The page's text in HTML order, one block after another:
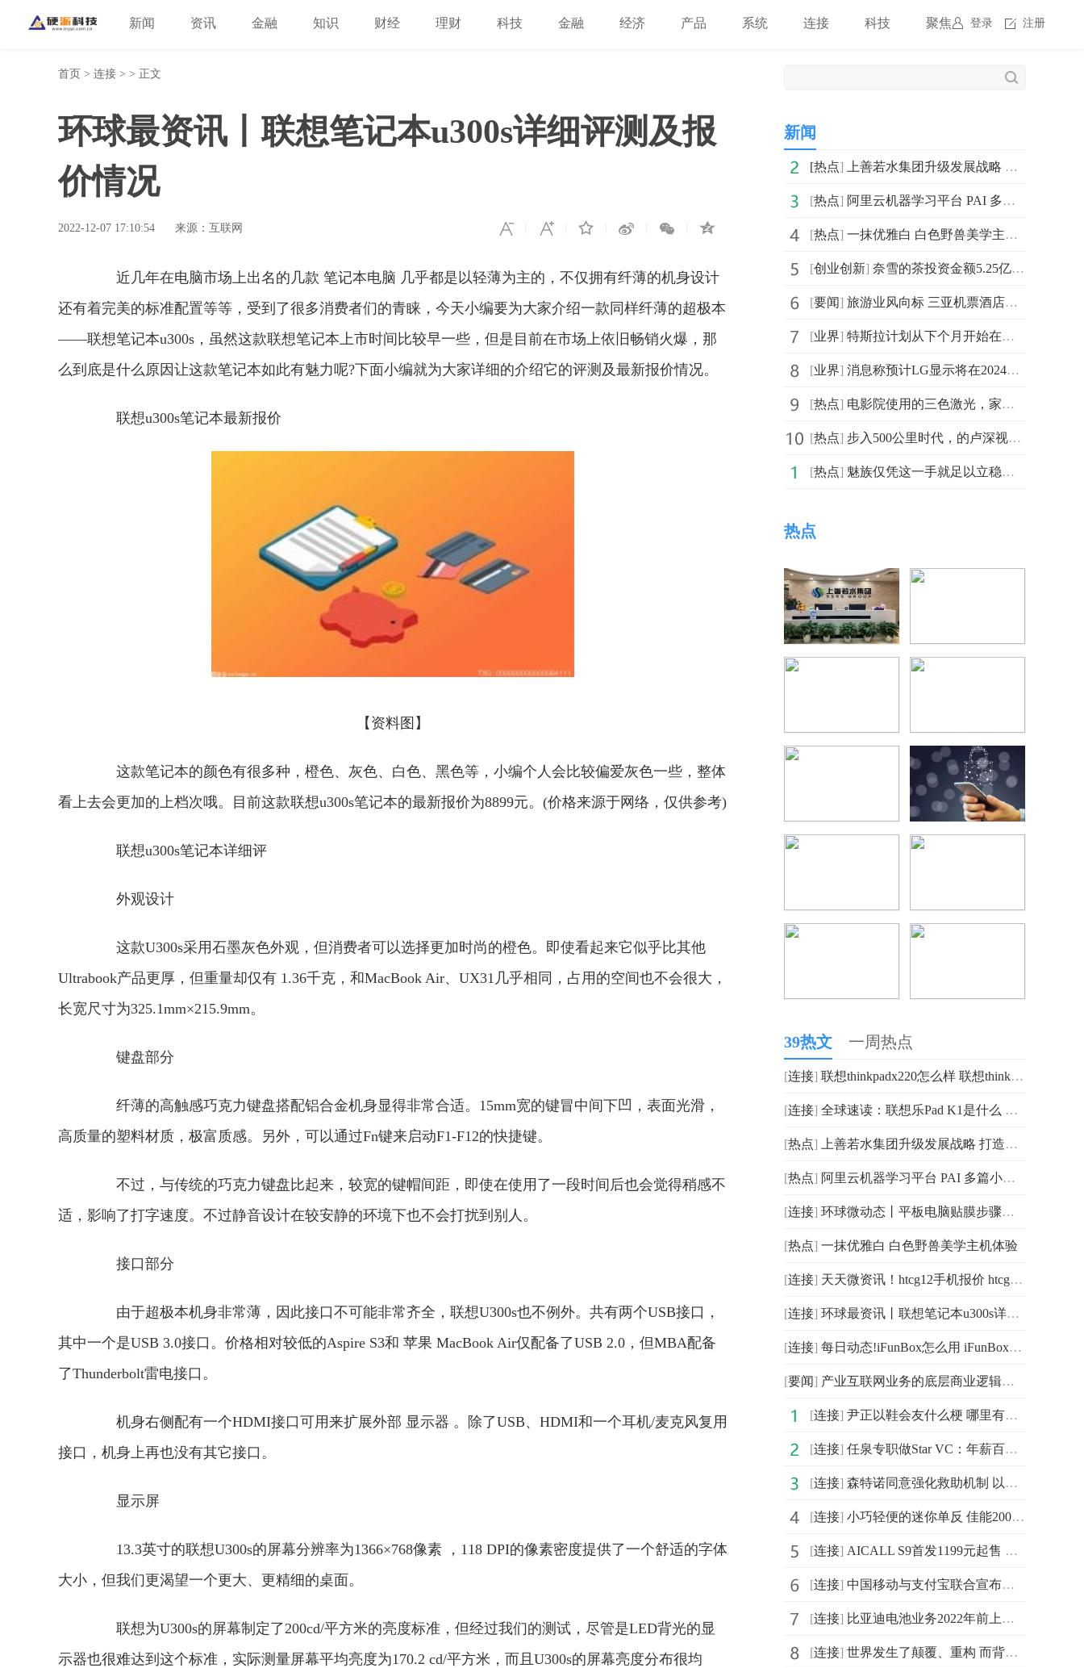
登录 注册
新闻 资讯 金融 知识 财经 理财 科技 金融 经济 产品 系统 连接 科技 聚焦
首页 > 连接 > > 正文
环球最资讯丨联想笔记本u300s详细评测及报
价情况
2022-12-07 17:10:54 来源：互联网
近几年在电脑市场上出名的几款 笔记本电脑 几乎都是以轻薄为主的，不仅拥有纤薄的机身设计
还有着完美的标准配置等等，受到了很多消费者们的青睐，今天小编要为大家介绍一款同样纤薄的超极本
——联想笔记本u300s，虽然这款联想笔记本上市时间比较早一些，但是目前在市场上依旧畅销火爆，那
么到底是什么原因让这款笔记本如此有魅力呢?下面小编就为大家详细的介绍它的评测及最新报价情况。
联想u300s笔记本最新报价
【资料图】
这款笔记本的颜色有很多种，橙色、灰色、白色、黑色等，小编个人会比较偏爱灰色一些，整体
看上去会更加的上档次哦。目前这款联想u300s笔记本的最新报价为8899元。(价格来源于网络，仅供参考)
联想u300s笔记本详细评
外观设计
这款U300s采用石墨灰色外观，但消费者可以选择更加时尚的橙色。即使看起来它似乎比其他
Ultrabook产品更厚，但重量却仅有 1.36千克，和MacBook Air、UX31几乎相同，占用的空间也不会很大，
长宽尺寸为325.1mm×215.9mm。
键盘部分
纤薄的高触感巧克力键盘搭配铝合金机身显得非常合适。15mm宽的键冒中间下凹，表面光滑，
高质量的塑料材质，极富质感。另外，可以通过Fn键来启动F1-F12的快捷键。
不过，与传统的巧克力键盘比起来，较宽的键帽间距，即使在使用了一段时间后也会觉得稍感不
适，影响了打字速度。不过静音设计在较安静的环境下也不会打扰到别人。
接口部分
由于超极本机身非常薄，因此接口不可能非常齐全，联想U300s也不例外。共有两个USB接口，
其中一个是USB 3.0接口。价格相对较低的Aspire S3和 苹果 MacBook Air仅配备了USB 2.0，但MBA配备
了Thunderbolt雷电接口。
机身右侧配有一个HDMI接口可用来扩展外部 显示器 。除了USB、HDMI和一个耳机/麦克风复用
接口，机身上再也没有其它接口。
显示屏
13.3英寸的联想U300s的屏幕分辨率为1366×768像素 ，118 DPI的像素密度提供了一个舒适的字体
大小，但我们更渴望一个更大、更精细的桌面。
联想为U300s的屏幕制定了200cd/平方米的亮度标准，但经过我们的测试，尽管是LED背光的显
示器也很难达到这个标准，实际测量屏幕平均亮度为170.2 cd/平方米，而且U300s的屏幕亮度分布很均
新闻
[热点] 上善若水集团升级发展战略 打造国内知名文化教育科技集团
[热点] 阿里云机器学习平台 PAI 多篇小样本学习论文入选 EMNLP 2022
[热点] 一抹优雅白 白色野兽美学主机体验
[创业创新] 奈雪的茶投资金额5.25亿元 持股43.64%成乐乐茶最大股东
[要闻] 旅游业风向标 三亚机票酒店预订猛增数倍
[业界] 特斯拉计划从下个月开始在其汽车中安装一种新的雷达
[业界] 消息称预计LG显示将在2024年推出采用微透镜阵列技术的大
[热点] 电影院使用的三色激光，家用投影中有同款吗？
[热点] 步入500公里时代，的卢深视赋能深圳地铁6号线支线“刷脸
[热点] 魅族仅凭这一手就足以立稳高端
热点
39热文 一周热点
[连接] 联想thinkpadx220怎么样 联想thinkpadx220评测
[连接] 全球速读：联想乐Pad K1是什么 联想乐Pad K1参数配置
[热点] 上善若水集团升级发展战略 打造国内知名文化教育科技集团
[热点] 阿里云机器学习平台 PAI 多篇小样本学习论文入选 EMNLP 2022
[连接] 环球微动态丨平板电脑贴膜步骤方法 贴膜材质介绍
[热点] 一抹优雅白 白色野兽美学主机体验
[连接] 天天微资讯！htcg12手机报价 htcg12手机怎么样
[连接] 环球最资讯丨联想笔记本u300s详细评测及报价情况
[连接] 每日动态!iFunBox怎么用 iFunBox使用方法介绍
[要闻] 产业互联网业务的底层商业逻辑是什么?
[连接] 尹正以鞋会友什么梗 哪里有鞋就有白敬亭
[连接] 任泉专职做Star VC：年薪百万，干得好再加
[连接] 森特诺同意强化救助机制 以提高欧元区防范和解决危机的
[连接] 小巧轻便的迷你单反 佳能200D套机
[连接] AICALL S9首发1199元起售 带来“AI双摄 美时美刻”惊喜体验
[连接] 中国移动与支付宝联合宣布，双方升级战略合作
[连接] 比亚迪电池业务2022年前上市，新能源汽车电池市场广阔
[连接] 世界发生了颠覆、重构 而背后的原因就是两个字“技术”